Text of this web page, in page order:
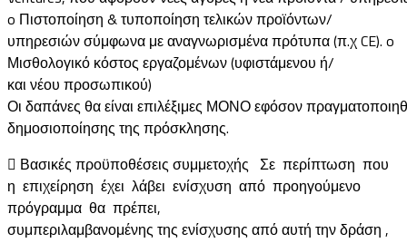
o Πιστοποίηση & τυποποίηση τελικών προϊόντων/
υπηρεσιών σύμφωνα με αναγνωρισμένα πρότυπα (π.χ CE). o
Μισθολογικό κόστος εργαζομένων (υφιστάμενου ή/
και νέου προσωπικού)
Οι δαπάνες θα είναι επιλέξιμες ΜΟΝΟ εφόσον
δημοσιοποίησης της πρόσκλησης.
 Βασικές προϋποθέσεις συμμετοχής Σε περίπτωση που
η επιχείρηση έχει λάβει ενίσχυση από προηγούμενο
πρόγραμμα θα πρέπει,
συμπεριλαμβανομένης της ενίσχυσης από αυτή την δράση ,